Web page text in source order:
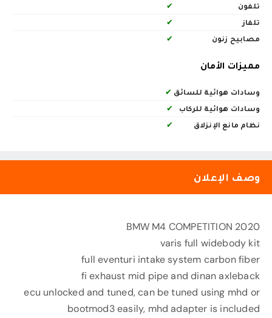
تلفون
✔
تلفاز
✔
مصابيح زنون
✔
مميزات الأمان
وسادات هوائية للسائق ✔
وسادات هوائية للركاب
✔
نظام مانع الإنزلاق
✔
وصف الإعلان
2020 BMW M4 COMPETITION
varis full widebody kit
full eventuri intake system carbon fiber
fi exhaust mid pipe and dinan axleback
ecu unlocked and tuned, can be tuned using mhd or
bootmod3 easily, mhd adapter is included